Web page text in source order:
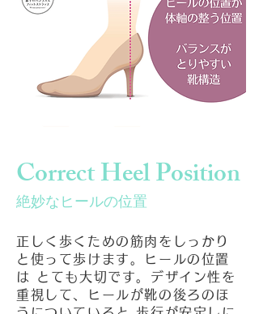
Correct Heel Position
絶妙なヒールの位置
正しく歩くための筋肉をしっかり
と使って歩けます。ヒールの位置
は とても大切です。デザイン性を
重視して、ヒールが靴の後ろのほ